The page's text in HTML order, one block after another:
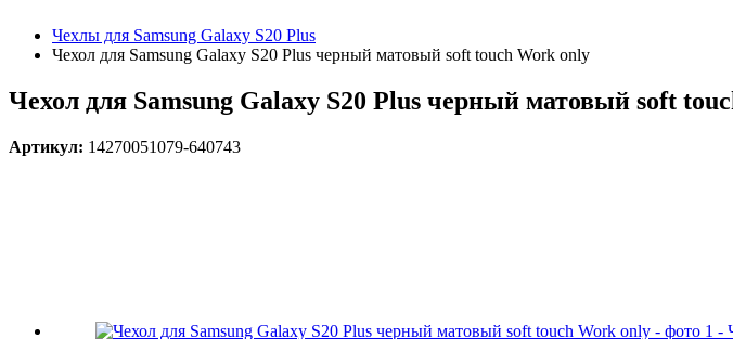
Чехлы для Samsung Galaxy S20 Plus
Чехол для Samsung Galaxy S20 Plus черный матовый soft touch Work only
Чехол для Samsung Galaxy S20 Plus черный матовый soft
Артикул: 14270051079-640743